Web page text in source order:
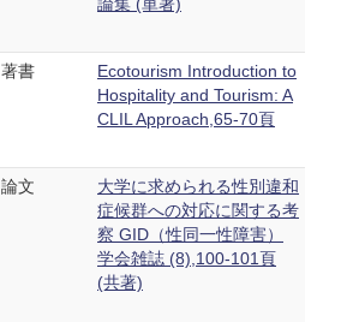
著書
Ecotourism Introduction to
Hospitality and Tourism: A
CLIL Approach,65-70頁
論文
大学に求められる性別違和
症候群への対応に関する考
察 GID（性同一性障害）
学会雑誌 (8),100-101頁
(共著)